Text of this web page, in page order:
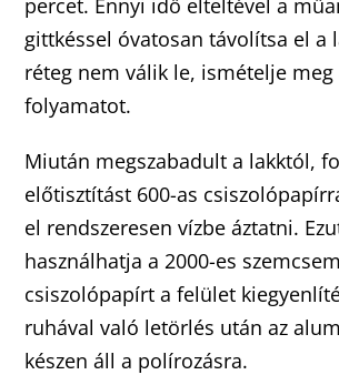
percet. Ennyi idő elteltével a
gittkéssel óvatosan távolítsa el a
réteg nem válik le, ismételje meg
folyamatot.
Miután megszabadult a lakktól,
előtisztítást 600-as
el rendszeresen vízbe áztatni.
használhatja a 2000-es
csiszolópapírt a felület
ruhával való letörlés után az
készen áll a polírozásra.